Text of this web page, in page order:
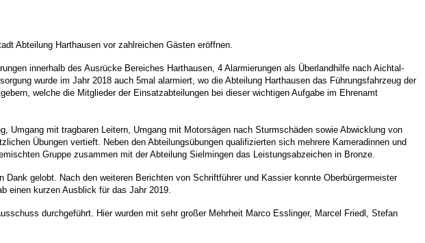
Abteilung Harthausen vor zahlreichen Gästen eröffnen.
innerhalb des Ausrücke Bereiches Harthausen, 4 Alarmierungen als Überlandhilfe nach Aichtal-
wurde im Jahr 2018 auch 5mal alarmiert, wo die Abteilung Harthausen das Führungsfahrzeug der
welche die Mitglieder der Einsatzabteilungen bei dieser wichtigen Aufgabe im Ehrenamt
Umgang mit tragbaren Leitern, Umgang mit Motorsägen nach Sturmschäden sowie Abwicklung von
Übungen vertieft. Neben den Abteilungsübungen qualifizierten sich mehrere Kameradinnen und
Gruppe zusammen mit der Abteilung Sielmingen das Leistungsabzeichen in Bronze.
gelobt. Nach den weiteren Berichten von Schriftführer und Kassier konnte Oberbürgermeister
einen kurzen Ausblick für das Jahr 2019.
durchgeführt. Hier wurden mit sehr großer Mehrheit Marco Esslinger, Marcel Friedl, Stefan